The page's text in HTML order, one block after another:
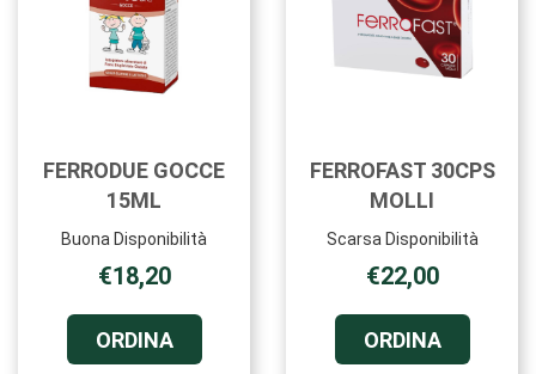
FERRODUE GOCCE
15ML
Buona Disponibilità
€18,20
ORDINA
GOCCE
FERROFAST 30CPS
MOLLI
Scarsa Disponibilità
€22,00
ORDINA
30CPS